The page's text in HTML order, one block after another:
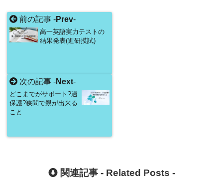
前の記事 -Prev-
高一英語実力テストの
結果発表(進研摸試)
次の記事 -Next-
どこまでがサポート?過
保護?狭間で親が出来る
こと
関連記事 - Related Posts -